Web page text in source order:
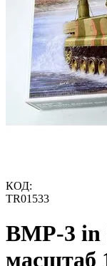
КОД:
TR01533
BMP-3 in
масштаб